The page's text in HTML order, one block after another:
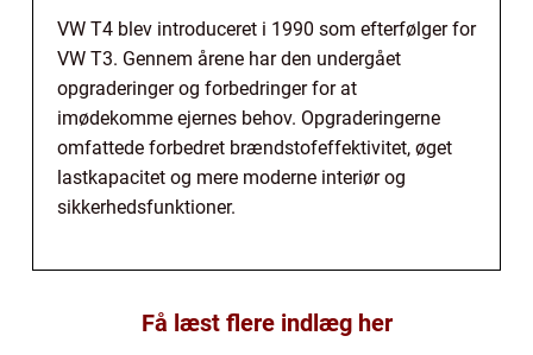
VW T4 blev introduceret i 1990 som efterfølger for
VW T3. Gennem årene har den undergået
opgraderinger og forbedringer for at
imødekomme ejernes behov. Opgraderingerne
omfattede forbedret brændstofeffektivitet, øget
lastkapacitet og mere moderne interiør og
sikkerhedsfunktioner.
Få læst flere indlæg her